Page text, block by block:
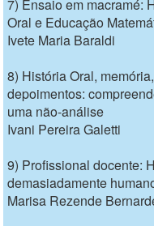
7) Ensaio em macramé:
Oral e Educação
Ivete Maria Baraldi
8) História Oral, memória,
depoimentos:
uma não-análise
Ivani Pereira Galetti
9) Profissional docente:
demasiadamente
Marisa Rezende